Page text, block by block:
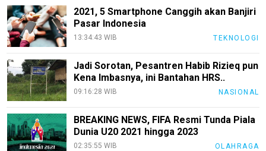
2021, 5 Smartphone Canggih akan Banjiri
Pasar Indonesia
13:34:43 WIB TEKNOLOGI
Jadi Sorotan, Pesantren Habib Rizieq pun
Kena Imbasnya, ini Bantahan HRS..
09:16:28 WIB NASIONAL
BREAKING NEWS, FIFA Resmi Tunda Piala
Dunia U20 2021 hingga 2023
02:35:55 WIB OLAHRAGA
Tentang
Kami
Media
Siber
Redaksi
Index
All